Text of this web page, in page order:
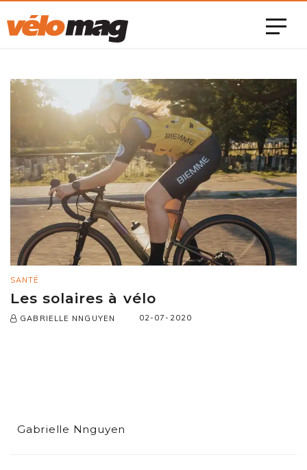
SANTÉ
Les solaires à vélo
GABRIELLE NNGUYEN 02-07-2020
Gabrielle Nnguyen